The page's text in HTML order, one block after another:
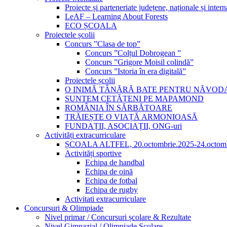
Proiecte și parteneriate județene, naționale și
LeAF – Learning About Forests
ECO ȘCOALA
Proiectele școlii
Concurs ”Clasa de top”
Concurs ”Colțul Dobrogean ”
Concurs ”Grigore Moisil colindă”
Concurs ”Istoria în era digitală”
Proiectele școlii
O INIMĂ TÂNĂRĂ BATE PENTRU
SUNTEM CETĂȚENI PE MAPAMOND
ROMÂNIA ÎN SĂRBĂTOARE
TRĂIEȘTE O VIAȚĂ ARMONIOASĂ
FUNDAȚII, ASOCIAȚII, ONG-uri
Activități extracurriculare
ȘCOALA ALTFEL, 20.octombrie.2025-
Activități sportive
Echipa de handbal
Echipa de oină
Echipa de fotbal
Echipa de rugby
Activitati extracurriculare
Concursuri & Olimpiade
Nivel primar / Concursuri școlare & Rezultate